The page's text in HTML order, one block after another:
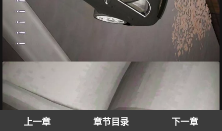
上一章 章节目录 下一章